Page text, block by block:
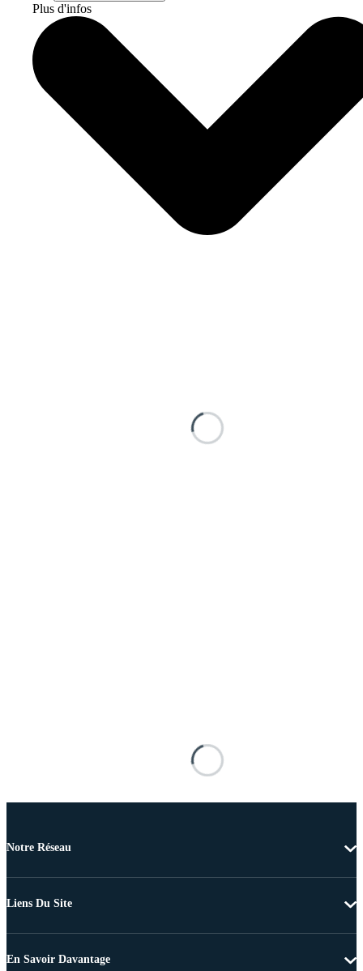
Plus d'infos
Notre Réseau
Liens Du Site
En Savoir Davantage